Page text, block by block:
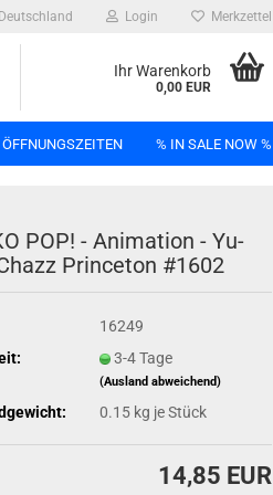
Deutschland Login Merkzettel
Ihr Warenkorb
0,00 EUR
% IN SALE NOW %
POP! - Ani­ma­ti­on - Yu­
Prince­ton #1602
16249
3-4 Tage
(Ausland abweichend)
0.15kg je Stück
14,85 EUR